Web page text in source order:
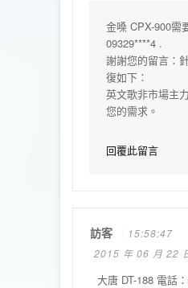
金嗓 CPX-900需
09329****4 .
謝謝您的留言：
復如下：
英文歌非市場主
您的需求。
回覆此留言
訪客
15:58:47
2015 年 06 月 22
大唐 DT-188 電話